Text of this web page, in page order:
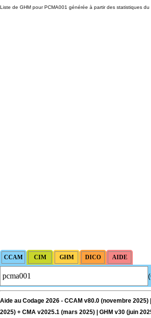
Liste de GHM pour PCMA001 générée à partir des statistiques du
Aide au Codage 2026 - CCAM v80.0 (novembre 2025)
2025) + CMA v2025.1 (mars 2025) | GHM v30 (juin